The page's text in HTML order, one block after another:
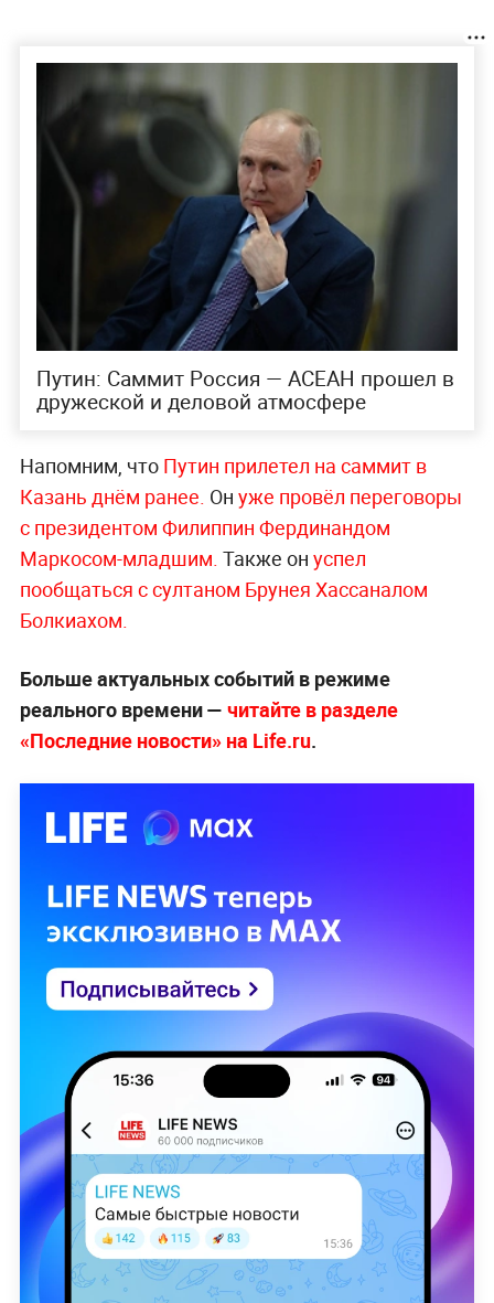
Путин: Саммит Россия — АСЕАН прошел в
дружеской и деловой атмосфере
Напомним, что Путин прилетел на саммит в
Казань днём ранее. Он уже провёл переговоры
с президентом Филиппин Фердинандом
Маркосом-младшим. Также он успел
пообщаться с султаном Брунея Хассаналом
Болкиахом.
Больше актуальных событий в режиме
реального времени — читайте в разделе
«Последние новости» на Life.ru.